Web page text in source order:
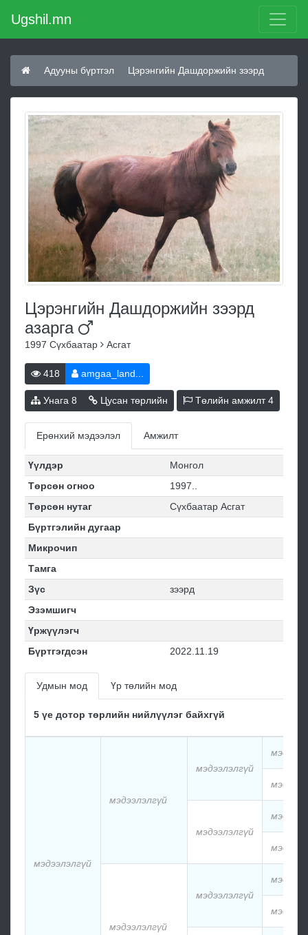
Ugshil.mn
Адууны бүртгэл Цэрэнгийн Дашдоржийн зээрд
Цэрэнгийн Дашдоржийн зээрд
азарга
1997 Сүхбаатар Асгат
418 amgaa_land...
Унага 8 Цусан төрлийн Төлийн амжилт4
Ерөнхий мэдээлэл Амжилт
Үүлдэр
Монгол
Төрсөн огноо
1997..
Төрсөн нутаг
Сүхбаатар Асгат
Бүртгэлийн дугаар
Микрочип
Тамга
Зүс
зээрд
Эзэмшигч
Үржүүлэгч
Бүртгэгдсэн
2022.11.19
Удмын мод Үр төлийн мод
5 үе дотор төрлийн нийлүүлэг байхгүй
мэдээлэлгүй
мэдээлэлгүй
мэдээлэлгүй
мэдээлэлгүй
мэдээлэлгүй
мэдээлэлгүй